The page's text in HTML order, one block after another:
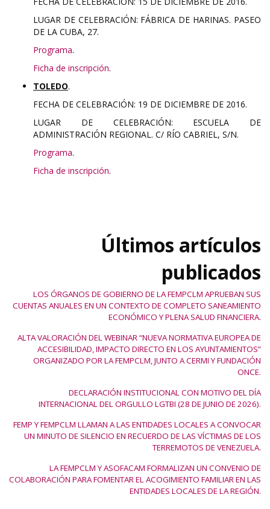
LUGAR DE CELEBRACIÓN: FÁBRICA DE HARINAS. PASEO
DE LA CUBA, 27.
Programa.
Ficha de inscripción.
TOLEDO.
FECHA DE CELEBRACIÓN: 19 DE DICIEMBRE DE 2016.
LUGAR DE CELEBRACIÓN: ESCUELA DE
ADMINISTRACIÓN REGIONAL. C/ RÍO CABRIEL, S/N.
Programa.
Ficha de inscripción.
Últimos artículos
publicados
LOS ÓRGANOS DE GOBIERNO DE LA FEMPCLM APRUEBAN SUS
CUENTAS ANUALES EN UN CONTEXTO DE COMPLETO SANEAMIENTO
ECONÓMICO Y PLENA SALUD FINANCIERA.
ALTA VALORACIÓN DEL WEBINAR “NUEVA NORMATIVA EUROPEA DE
ACCESIBILIDAD, IMPACTO DIRECTO EN LOS AYUNTAMIENTOS”
ORGANIZADO POR LA FEMPCLM, JUNTO A CERMI Y FUNDACIÓN
ONCE.
DECLARACIÓN INSTITUCIONAL CON MOTIVO DEL DÍA
INTERNACIONAL DEL ORGULLO LGTBI (28 DE JUNIO DE 2026).
FEMP Y FEMPCLM LLAMAN A LAS ENTIDADES LOCALES A CONVOCAR
UN MINUTO DE SILENCIO EN RECUERDO DE LAS VÍCTIMAS DE LOS
TERREMOTOS DE VENEZUELA.
LA FEMPCLM Y ASOFACAM FORMALIZAN UN CONVENIO DE
COLABORACIÓN PARA FOMENTAR EL ACOGIMIENTO FAMILIAR EN LAS
ENTIDADES LOCALES DE LA REGIÓN.